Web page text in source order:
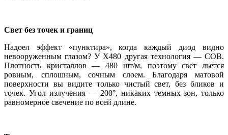
Свет без точек и границ
Надоел эффект «пунктира», когда каждый диод видно
невооруженным глазом? У X480 другая технология — COB.
Плотность кристаллов — 480 шт/м, поэтому свет льется
ровным, сплошным, сочным слоем. Благодаря матовой
поверхности вы видите только чистый свет, без бликов и
точек. Угол излучения — 200°, никаких темных зон, только
равномерное свечение по всей длине.